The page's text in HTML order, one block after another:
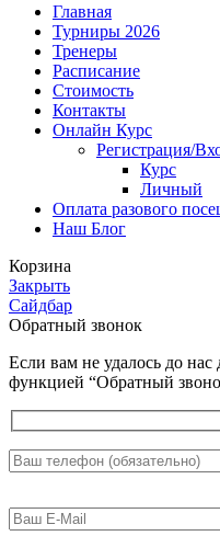
Главная
Турниры 2026
Тренеры
Расписание
Стоимость
Контакты
Онлайн Курс
Регистрация/
Курс
Личный
Оплата разового
Наш Блог
Корзина
Закрыть
Сайдбар
Обратный звонок
Если вам не удалось до нас
функцией “Обратный